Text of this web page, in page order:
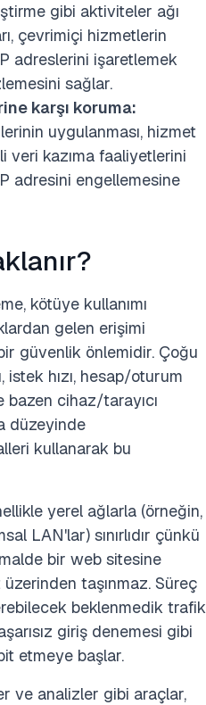
gibi aktiviteler ağı
çevrimiçi hizmetlerin
adreslerini işaretlemek
sağlar.
karşı koruma:
uygulanması, hizmet
veri kazıma faaliyetlerini
adresini engellemesine
kötüye kullanımı
gelen erişimi
güvenlik önlemidir. Çoğu
istek hızı, hesap/oturum
bazen cihaz/tarayıcı
düzeyinde
kullanarak bu
yerel ağlarla (örneğin,
LAN'lar) sınırlıdır çünkü
bir web sitesine
taşınmaz. Süreç
beklenmedik trafik
giriş denemesi gibi
etmeye başlar.
ve analizler gibi araçlar,